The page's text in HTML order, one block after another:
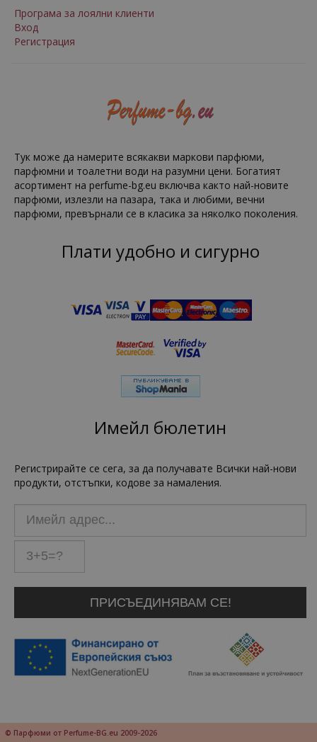
Програма за лоялни клиенти
Вход
Регистрация
Тук може да намерите всякакви маркови парфюми,
парфюмни и тоалетни води на разумни цени. Богатият
асортимент на perfume-bg.eu включва както най-новите
парфюми, излезли на пазара, така и любими, вечни
парфюми, превърнали се в класика за няколко поколения.
Плати удобно и сигурно
Имейл бюлетин
Регистрирайте се сега, за да получавате Всички най-нови
продукти, отстъпки, кодове за намаления.
© Парфюми от Perfume-BG.eu 2009-2026